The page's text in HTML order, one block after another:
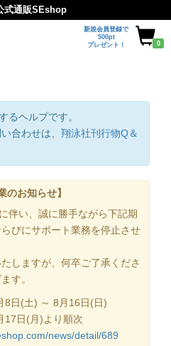
式通販SEshop
新規会員登録で
500pt
プレゼント！
0
るヘルプです。
合わせは、 翔泳社刊行物Q＆
のお知らせ】
伴い、誠に勝手ながら下記期
びにサポート業務を停止させ
しますが、何卒ご了承くださ
す。
日(土) ～ 8月16日(日)
日(月)より順次
news/detail/689